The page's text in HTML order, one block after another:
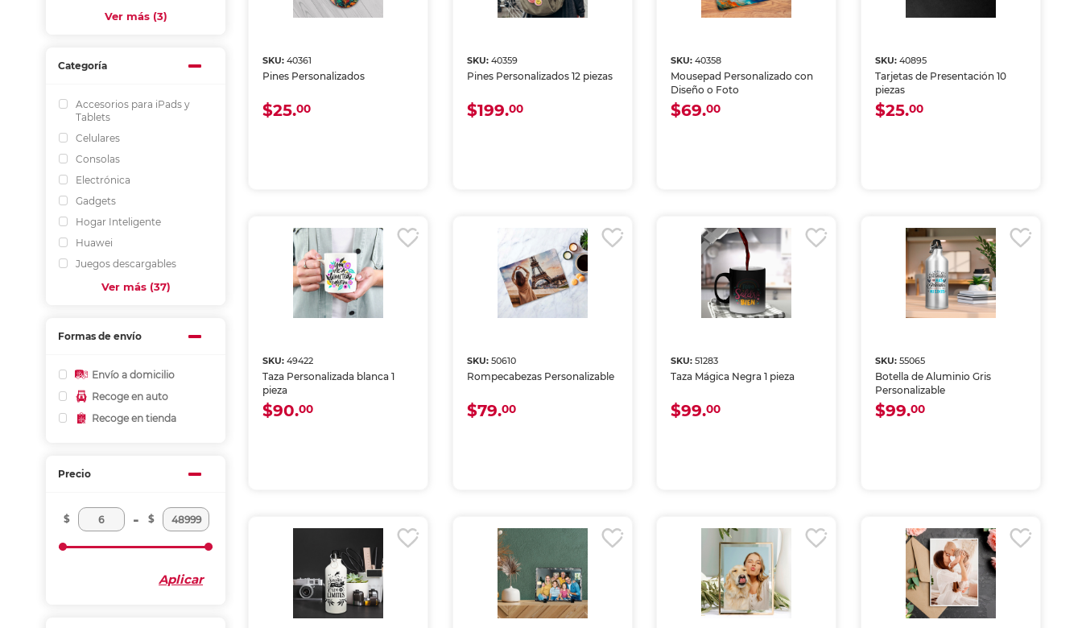
Ver más (3)
Categoría
Accesorios para iPads y
Tablets
Celulares
Consolas
Electrónica
Gadgets
Hogar Inteligente
Huawei
Juegos descargables
Ver más (37)
Formas de envío
Envío a domicilio
Recoge en auto
Recoge en tienda
Precio
$ - $
Aplicar
SKU:40361
Pines Personalizados
$25.00
SKU: 40359
Pines Personalizados 12 piezas
$199.00
SKU:40358
Mousepad Personalizado con
Diseño o Foto
$69.00
SKU: 40895
Tarjetas de Presentación 10
piezas
$25.00
SKU:49422
Taza Personalizada blanca 1
pieza
$90.00
SKU: 50610
Rompecabezas Personalizable
$79.00
SKU:51283
Taza Mágica Negra 1 pieza
$99.00
SKU: 55065
Botella de Aluminio Gris
Personalizable
$99.00